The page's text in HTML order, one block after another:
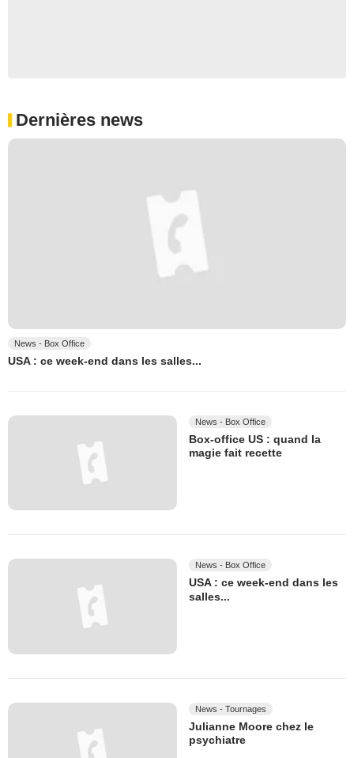
Dernières news
News - Box Office
USA : ce week-end dans les salles...
News - Box Office
Box-office US : quand la
magie fait recette
News - Box Office
USA : ce week-end dans les
salles...
News - Tournages
Julianne Moore chez le
psychiatre